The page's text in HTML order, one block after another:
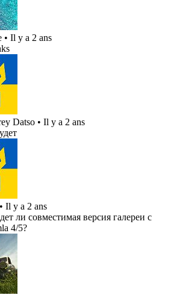
• Il y a 2 ans
Datso • Il y a 2 ans
• Il y a 2 ans
ли совместимая версия галереи с
4/5?